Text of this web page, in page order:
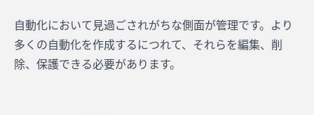
自動化において見過ごされがちな側面が管理です。より
多くの自動化を作成するにつれて、それらを編集、削
除、保護できる必要があります。